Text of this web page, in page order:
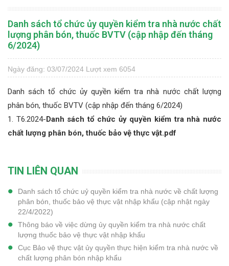
Danh sách tổ chức ủy quyền kiểm tra nhà nước chất
lượng phân bón, thuốc BVTV (cập nhập đến tháng
6/2024)
Ngày đăng: 03/07/2024 Lượt xem 6054
Danh sách tổ chức ủy quyền kiểm tra nhà nước chất lượng
phân bón, thuốc BVTV (cập nhập đến tháng 6/2024)
1. T6.2024-Danh sách tổ chức ủy quyền kiểm tra nhà nước
chất lượng phân bón, thuốc bảo vệ thực vật.pdf
TIN LIÊN QUAN
Danh sách tổ chức uỷ quyền kiểm tra nhà nước về chất lượng
phân bón, thuốc bảo vệ thực vật nhập khẩu (cập nhật ngày
22/4/2022)
Thông báo về việc dừng ủy quyền kiểm tra nhà nước chất
lượng thuốc bảo vệ thực vật nhập khẩu
Cục Bảo vệ thực vật ủy quyền thực hiện kiểm tra nhà nước về
chất lượng phân bón nhập khẩu